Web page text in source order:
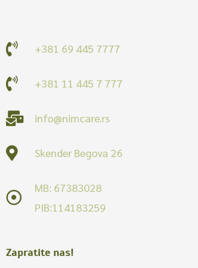
+381 69 445 7777
+381 11 445 7 777
info@nimcare.rs
Skender Begova 26
MB: 67383028
PIB:114183259
Zapratite nas!